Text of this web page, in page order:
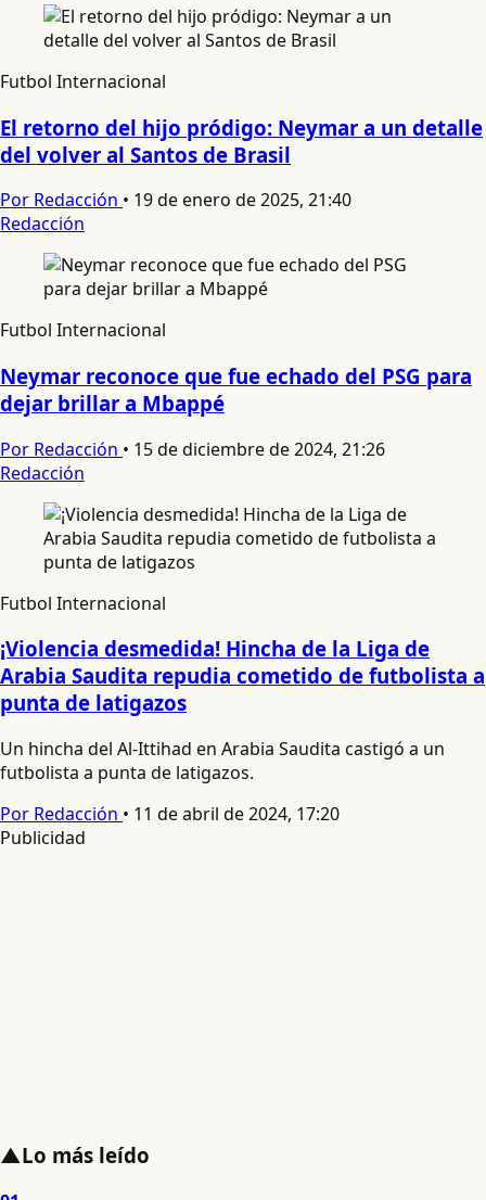
Futbol Internacional
El retorno del hijo pródigo: Neymar a un detalle
del volver al Santos de Brasil
Por Redacción • 19 de enero de 2025, 21:40
Redacción
Futbol Internacional
Neymar reconoce que fue echado del PSG para
dejar brillar a Mbappé
Por Redacción • 15 de diciembre de 2024, 21:26
Redacción
Futbol Internacional
¡Violencia desmedida! Hincha de la Liga de
Arabia Saudita repudia cometido de futbolista a
punta de latigazos
Un hincha del Al-Ittihad en Arabia Saudita castigó a un
futbolista a punta de latigazos.
Por Redacción • 11 de abril de 2024, 17:20
Publicidad
▲Lo más leído